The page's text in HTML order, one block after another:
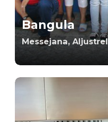
Bangula
Messejana, Aljustrel